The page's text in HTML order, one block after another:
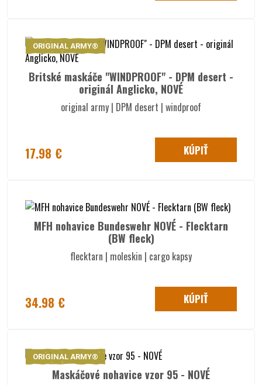
ORIGINAL ARMY®
Britské maskáče "WINDPROOF" - DPM desert -
originál Anglicko, NOVÉ
original army | DPM desert | windproof
17.98 € KÚPIŤ
MFH nohavice Bundeswehr NOVÉ - Flecktarn
(BW fleck)
flecktarn | moleskin | cargo kapsy
34.98 € KÚPIŤ
ORIGINAL ARMY®
Maskáčové nohavice vzor 95 - NOVÉ